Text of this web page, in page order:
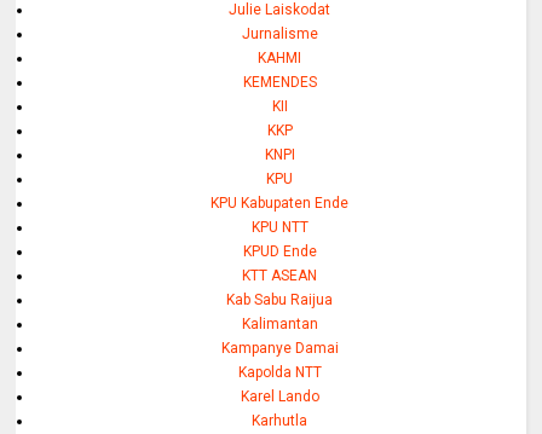
Julie Laiskodat
Jurnalisme
KAHMI
KEMENDES
KII
KKP
KNPI
KPU
KPU Kabupaten Ende
KPU NTT
KPUD Ende
KTT ASEAN
Kab Sabu Raijua
Kalimantan
Kampanye Damai
Kapolda NTT
Karel Lando
Karhutla